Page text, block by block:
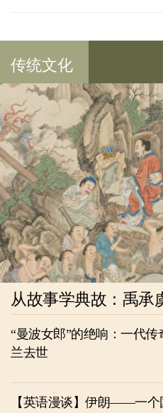
传统文化
从故事学典故：禹承
“曼波女郎”的绝响：一代传
兰去世
【英语漫谈】伊朗——一个